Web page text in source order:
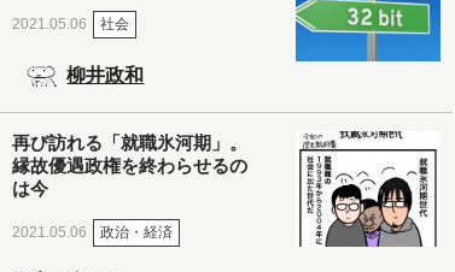
2021.05.06 社会
柳井政和
再び訪れる「就職氷河期」。
縁故優遇政権を終わらせるの
は今
2021.05.06 政治・経済